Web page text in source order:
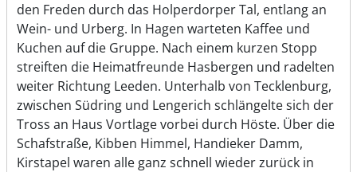
den Freden durch das Holperdorper Tal, entlang an
Wein- und Urberg. In Hagen warteten Kaffee und
Kuchen auf die Gruppe. Nach einem kurzen Stopp
streiften die Heimatfreunde Hasbergen und radelten
weiter Richtung Leeden. Unterhalb von Tecklenburg,
zwischen Südring und Lengerich schlängelte sich der
Tross an Haus Vortlage vorbei durch Höste. Über die
Schafstraße, Kibben Himmel, Handieker Damm,
Kirstapel waren alle ganz schnell wieder zurück in